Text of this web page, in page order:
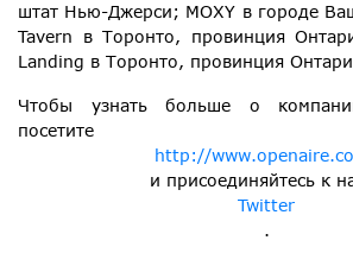
штат Нью-Джерси; MOXY в городе
Tavern в Торонто, провинция
Landing в Торонто, провинция
Чтобы узнать больше о
посетите
http://
и присоединяйтесь к
Twitter
.